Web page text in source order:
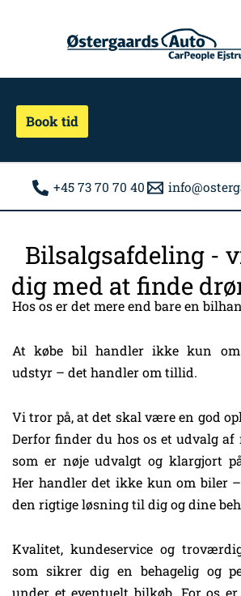
Book tid
+45 73 70 70 40
Bilsalgsafdeling -
dig med at finde
Hos os er det mere end bare en
At købe bil handler ikke kun
udstyr – det handler om tillid.
Vi tror på, at det skal være en god
Derfor finder du hos os et udvalg af
som er nøje udvalgt og klargjort
Her handler det ikke kun om biler
den rigtige løsning til dig og dine
Kvalitet, kundeservice og
som sikrer dig en behagelig og
under et eventuelt bilkøb. For os